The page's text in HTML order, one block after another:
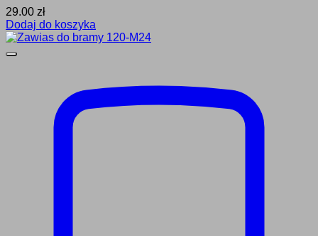
29.00 zł
Dodaj do koszyka